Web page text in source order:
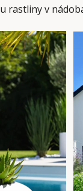
rastliny v